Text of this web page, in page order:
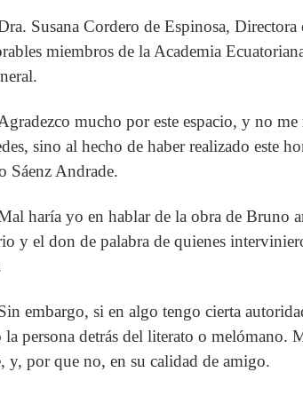
Susana Cordero de Espinosa,
miembros de la Academia
mucho por este espacio, y no
sino al hecho de haber realizado este
Sáenz Andrade.
haría yo en hablar de la obra de Bruno
y el don de palabra de quienes
embargo, si en algo tengo cierta
la persona detrás del literato o melómano.
y, por que no, en su calidad de amigo.